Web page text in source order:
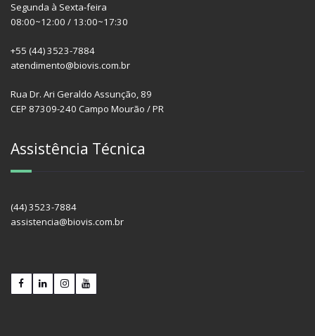
Segunda à Sexta-feira
08:00~12:00 / 13:00~17:30
+55 (44) 3523-7884
atendimento@biovis.com.br
Rua Dr. Ari Geraldo Assunção, 89
CEP 87309-240 Campo Mourão / PR
Assistência Técnica
(44) 3523-7884
assistencia@biovis.com.br